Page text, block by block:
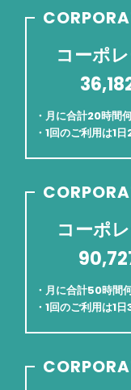
コーポ
・月に合計20時間
・1回のご利用は1
コーポ
・月に合計50時間
・1回のご利用は1